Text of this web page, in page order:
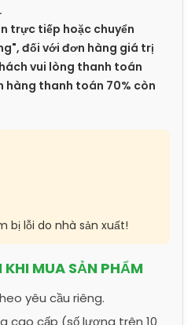
trực tiếp hoặc chuyển
đối với đơn hàng giá trị
vui lòng thanh toán
hàng thanh toán 70% còn
bị lỗi do nhà sản xuất!
MUA SẢN PHẨM
yêu cầu riêng.
cao cấp (số lượng trên 10